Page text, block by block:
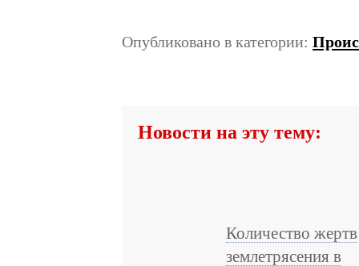
Опубликовано в категории:
Новости на эту тему:
Количество жертв
землетрясения в